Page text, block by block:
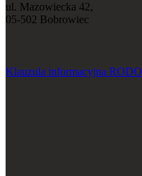
ul. Mazowiecka 42,
05-502 Bobrowiec
Klauzula informacyjna RODO